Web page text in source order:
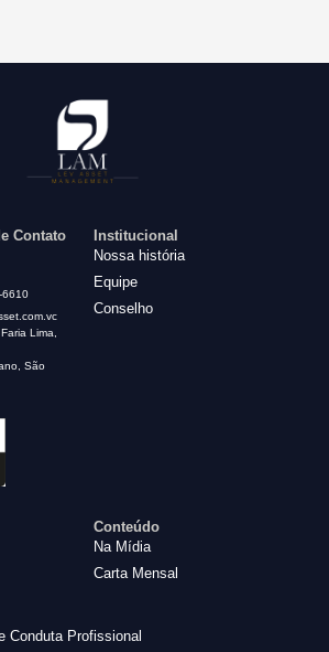
Contato
6610
Lima,
São
Institucional
Nossa história
Equipe
Conselho
Conteúdo
Na Mídia
Carta Mensal
Conduta Profissional